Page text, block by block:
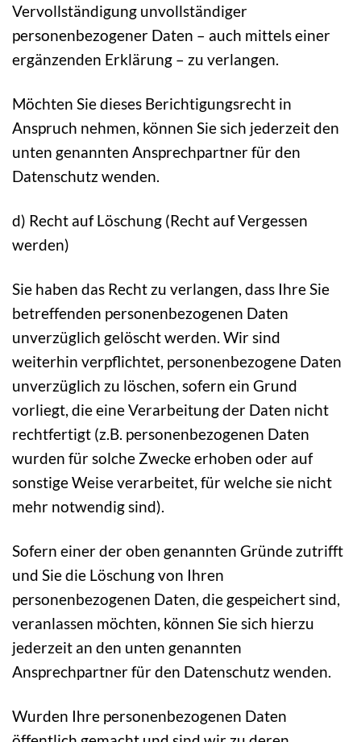
Vervollständigung unvollständiger
personenbezogener Daten – auch mittels einer
ergänzenden Erklärung – zu verlangen.
Möchten Sie dieses Berichtigungsrecht in
Anspruch nehmen, können Sie sich jederzeit den
unten genannten Ansprechpartner für den
Datenschutz wenden.
d) Recht auf Löschung (Recht auf Vergessen
werden)
Sie haben das Recht zu verlangen, dass Ihre Sie
betreffenden personenbezogenen Daten
unverzüglich gelöscht werden. Wir sind
weiterhin verpflichtet, personenbezogene Daten
unverzüglich zu löschen, sofern ein Grund
vorliegt, die eine Verarbeitung der Daten nicht
rechtfertigt (z.B. personenbezogenen Daten
wurden für solche Zwecke erhoben oder auf
sonstige Weise verarbeitet, für welche sie nicht
mehr notwendig sind).
Sofern einer der oben genannten Gründe zutrifft
und Sie die Löschung von Ihren
personenbezogenen Daten, die gespeichert sind,
veranlassen möchten, können Sie sich hierzu
jederzeit an den unten genannten
Ansprechpartner für den Datenschutz wenden.
Wurden Ihre personenbezogenen Daten